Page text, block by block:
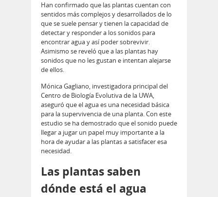
Han confirmado que las plantas cuentan con
sentidos más complejos y desarrollados de lo
que se suele pensar y tienen la capacidad de
detectar y responder a los sonidos para
encontrar agua y así poder sobrevivir.
Asimismo se reveló que a las plantas hay
sonidos que no les gustan e intentan alejarse
de ellos.
Mónica Gagliano, investigadora principal del
Centro de Biología Evolutiva de la UWA,
aseguró que el agua es una necesidad básica
para la supervivencia de una planta. Con este
estudio se ha demostrado que el sonido puede
llegar a jugar un papel muy importante a la
hora de ayudar a las plantas a satisfacer esa
necesidad.
Las plantas saben
dónde está el agua